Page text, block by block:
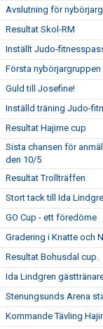
Avslutning för
Resultat Skol-RM
Inställt Judo-
Första
Guld till Josefine!
Inställd träning Judo-
Resultat Hajime cup
Sista chansen för
den 10/5
Resultat Trollträffen
Stort tack till Ida
GO Cup - ett föredöme
Gradering i Knatte och
Resultat Bohusdal cup.
Ida Lindgren
Stenungsunds Arena
Kommande Tävling